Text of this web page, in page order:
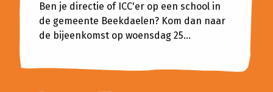
Ben je directie of ICC'er op een school in
de gemeente Beekdaelen? Kom dan naar
de bijeenkomst op woensdag 25...